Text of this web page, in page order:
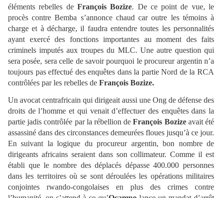
éléments rebelles de François Bozize. De ce point de vue, le
procès contre Bemba s’annonce chaud car outre les témoins à
charge et à décharge, il faudra entendre toutes les personnalités
ayant exercé des fonctions importantes au moment des faits
criminels imputés aux troupes du MLC. Une autre question qui
sera posée, sera celle de savoir pourquoi le procureur argentin n’a
toujours pas effectué des enquêtes dans la partie Nord de la RCA
contrôlées par les rebelles de François Bozize.
Un avocat centrafricain qui dirigeait aussi une Ong de défense des
droits de l’homme et qui venait d’effectuer des enquêtes dans la
partie jadis contrôlée par la rébellion deFrançois Bozizeavait été
assassiné dans des circonstances demeurées floues jusqu’à ce jour.
En suivant la logique du procureur argentin, bon nombre de
dirigeants africains seraient dans son collimateur. Comme il est
établi que le nombre des déplacés dépasse 400.000 personnes
dans les territoires où se sont déroulées les opérations militaires
conjointes rwando-congolaises en plus des crimes contre